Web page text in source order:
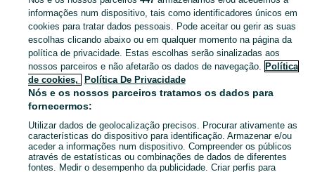
informações num dispositivo, tais como identificadores únicos em
cookies para tratar dados pessoais. Pode aceitar ou gerir as suas
escolhas clicando abaixo ou em qualquer momento na página da
política de privacidade. Estas escolhas serão sinalizadas aos
nossos parceiros e não afetarão os dados de navegação. Política
de cookies,
Política De Privacidade
Nós e os nossos parceiros tratamos os dados para
fornecermos:
Utilizar dados de geolocalização precisos. Procurar ativamente as
características do dispositivo para identificação. Armazenar e/ou
aceder a informações num dispositivo. Compreender os públicos
através de estatísticas ou combinações de dados de diferentes
fontes. Medir o desempenho da publicidade. Criar perfis para